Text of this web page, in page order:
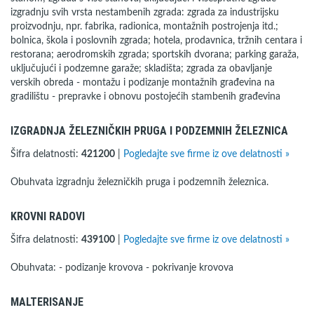
izgradnju svih vrsta nestambenih zgrada: zgrada za industrijsku
proizvodnju, npr. fabrika, radionica, montažnih postrojenja itd.;
bolnica, škola i poslovnih zgrada; hotela, prodavnica, tržnih centara i
restorana; aerodromskih zgrada; sportskih dvorana; parking garaža,
uključujući i podzemne garaže; skladišta; zgrada za obavljanje
verskih obreda - montažu i podizanje montažnih građevina na
gradilištu - prepravke i obnovu postojećih stambenih građevina
IZGRADNJA ŽELEZNIČKIH PRUGA I PODZEMNIH ŽELEZNICA
Šifra delatnosti: 421200 Pogledajte sve firme iz ove delatnosti »
Obuhvata izgradnju železničkih pruga i podzemnih železnica.
KROVNI RADOVI
Šifra delatnosti: 439100 Pogledajte sve firme iz ove delatnosti »
Obuhvata: - podizanje krovova - pokrivanje krovova
MALTERISANJE